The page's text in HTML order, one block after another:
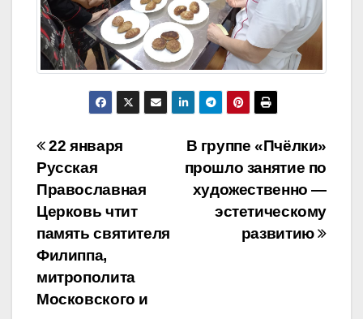
Навигация
по
записям
В группе «Пчёлки»
прошло занятие по
художественно —
эстетическому
развитию
22 января
Русская
Православная
Церковь чтит
память святителя
Филиппа,
митрополита
Московского и